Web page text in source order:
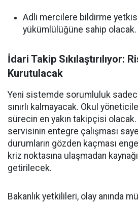
Adli mercilere bildirme
yükümlülüğüne sahip olacak.
İdari Takip Sıkılaştırılıyor:
Kurutulacak
Yeni sistemde sorumluluk
sınırlı kalmayacak. Okul
sürecin en yakın takipçisi
servisinin entegre çalışması
durumların gözden kaçması
kriz noktasına ulaşmadan
getirilecek.
Bakanlık yetkilileri, olay anında